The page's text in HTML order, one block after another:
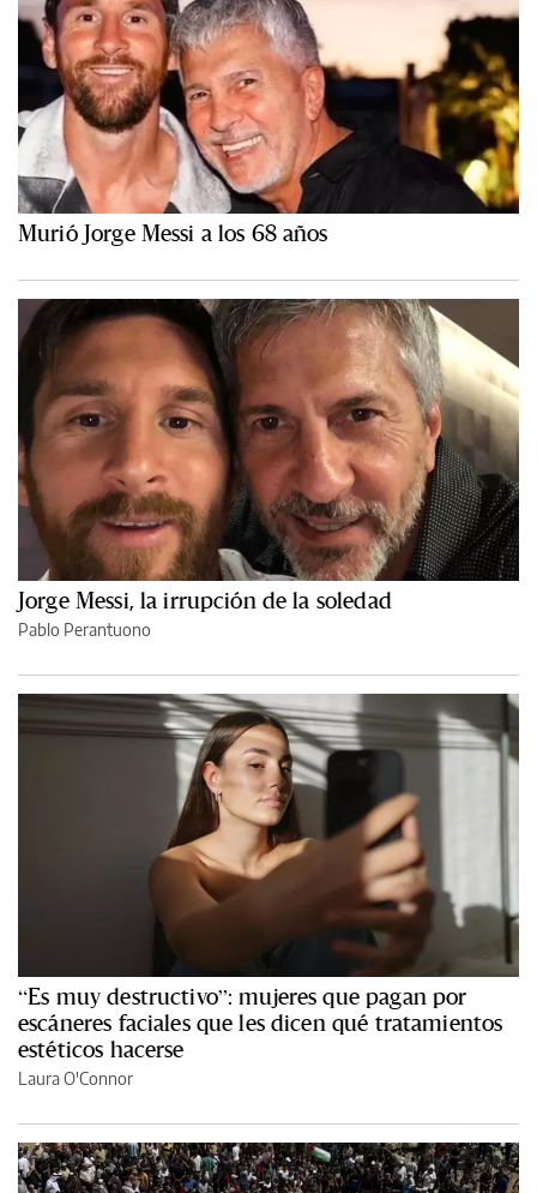
Murió Jorge Messi a los 68 años
Jorge Messi, la irrupción de la soledad
Pablo Perantuono
“Es muy destructivo”: mujeres que pagan por
escáneres faciales que les dicen qué tratamientos
estéticos hacerse
Laura O'Connor